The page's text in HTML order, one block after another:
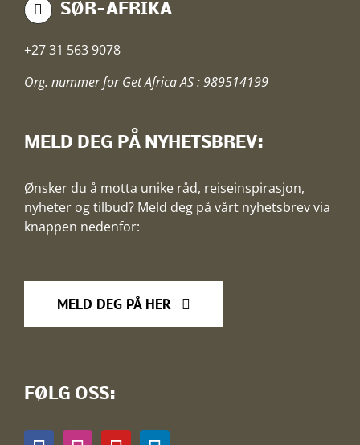
SØR-AFRIKA
+27 31 563 9078
Org. nummer for Get Africa AS : 989514199
MELD DEG PÅ NYHETSBREV:
Ønsker du å motta unike råd, reiseinspirasjon,
nyheter og tilbud? Meld deg på vårt nyhetsbrev via
knappen nedenfor:
MELD DEG PÅ HER
FØLG OSS: